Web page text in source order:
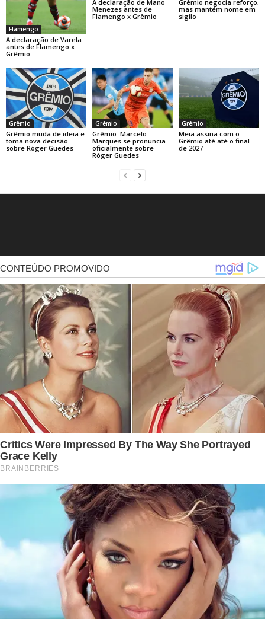
Flamengo
A declaração de Varela
antes de Flamengo x
Grêmio
A declaração de Mano
Menezes antes de
Flamengo x Grêmio
Grêmio negocia reforço,
mas mantém nome em
sigilo
Grêmio
Grêmio muda de ideia e
toma nova decisão
sobre Róger Guedes
Grêmio
Grêmio: Marcelo
Marques se pronuncia
oficialmente sobre
Róger Guedes
Grêmio
Meia assina com o
Grêmio até até o final
de 2027